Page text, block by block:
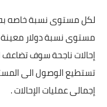
مستوى نسبة دولار معينة
إحالات ناجحة سوف
إجمالى عمليات الإحالات .